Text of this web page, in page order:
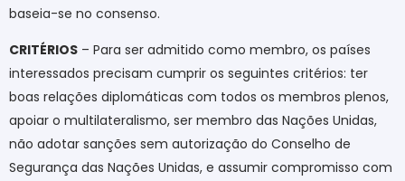
baseia-se no consenso.
CRITÉRIOS – Para ser admitido como membro, os países
interessados precisam cumprir os seguintes critérios: ter
boas relações diplomáticas com todos os membros plenos,
apoiar o multilateralismo, ser membro das Nações Unidas,
não adotar sanções sem autorização do Conselho de
Segurança das Nações Unidas, e assumir compromisso com